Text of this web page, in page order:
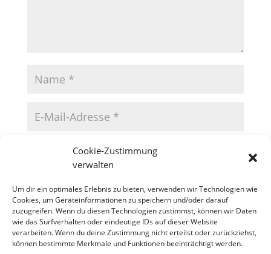
Cookie-Zustimmung
verwalten
Um dir ein optimales Erlebnis zu bieten, verwenden wir Technologien wie
Cookies, um Geräteinformationen zu speichern und/oder darauf
zuzugreifen. Wenn du diesen Technologien zustimmst, können wir Daten
wie das Surfverhalten oder eindeutige IDs auf dieser Website
verarbeiten. Wenn du deine Zustimmung nicht erteilst oder zurückziehst,
können bestimmte Merkmale und Funktionen beeinträchtigt werden.